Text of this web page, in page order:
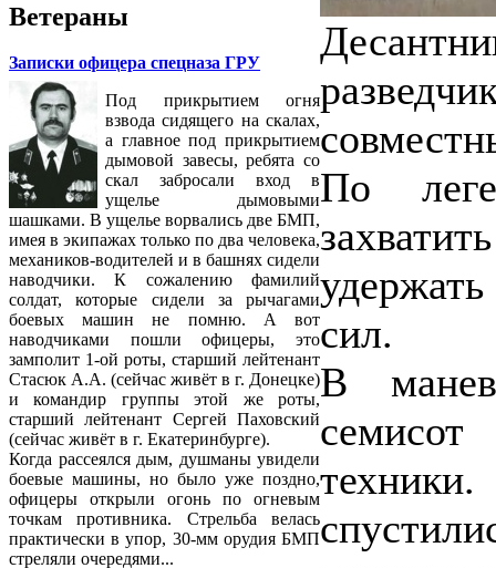
Ветераны
Записки офицера спецназа ГРУ
Под прикрытием огня
взвода сидящего на скалах,
а главное под прикрытием
дымовой завесы, ребята со
скал забросали вход в
ущелье дымовыми
шашками. В ущелье ворвались две БМП,
имея в экипажах только по два человека,
механиков-водителей и в башнях сидели
наводчики. К сожалению фамилий
солдат, которые сидели за рычагами
боевых машин не помню. А вот
наводчиками пошли офицеры, это
замполит 1-ой роты, старший лейтенант
Стасюк А.А. (сейчас живёт в г. Донецке)
и командир группы этой же роты,
старший лейтенант Сергей Паховский
(сейчас живёт в г. Екатеринбурге).
Когда рассеялся дым, душманы увидели
боевые машины, но было уже поздно,
офицеры открыли огонь по огневым
точкам противника. Стрельба велась
практически в упор, 30-мм орудия БМП
стреляли очередями...
По
сил.
В